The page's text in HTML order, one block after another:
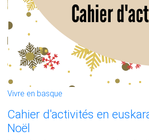
Vivre en basque
Cahier d'activités en
Noël